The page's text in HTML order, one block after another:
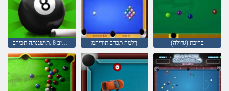
ךלמה תכרב תוריהמ בריכת (גדולה)